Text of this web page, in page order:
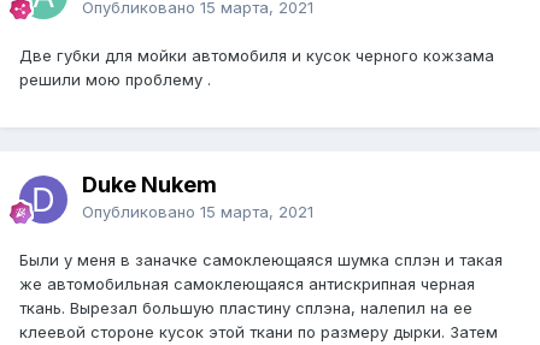
Опубликовано 15 марта, 2021
Две губки для мойки автомобиля и кусок черного кожзама
решили мою проблему .
Duke Nukem
Опубликовано 15 марта, 2021
Были у меня в заначке самоклеющаяся шумка сплэн и такая
же автомобильная самоклеющаяся антискрипная черная
ткань. Вырезал большую пластину сплэна, налепил на ее
клеевой стороне кусок этой ткани по размеру дырки. Затем